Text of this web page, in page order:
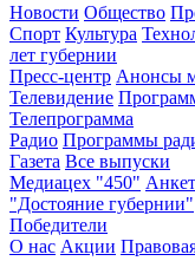
Новости Общество
Спорт Культура
лет губернии
Пресс-центр Анонсы
Телевидение
Телепрограмма
Радио Программы
Газета Все выпуски
Медиацех "450"
"Достояние губернии"
Победители
О нас Акции